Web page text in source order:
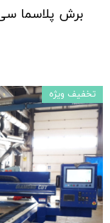
تخفیف ویژه